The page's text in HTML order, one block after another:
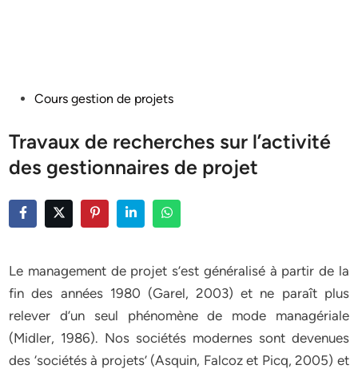
PostedCours gestion de projets
Travaux de recherches sur l’activité
des gestionnaires de projet
Le management de projet s’est généralisé à partir de la
fin des années 1980 (Garel, 2003) et ne paraît plus
relever d’un seul phénomène de mode managériale
(Midler, 1986). Nos sociétés modernes sont devenues
des ‘sociétés à projets’ (Asquin, Falcoz et Picq, 2005) et